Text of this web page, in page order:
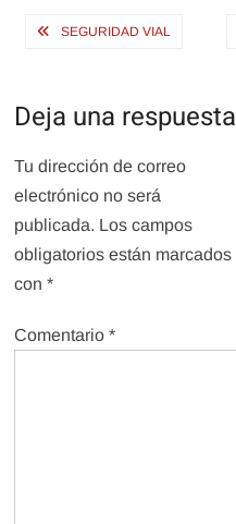
Navegación
entradas
SEGURIDAD VIAL
Deja una respuesta
Tu dirección de correo
electrónico no será
publicada. Los campos
obligatorios están marcados
con*
Comentario*